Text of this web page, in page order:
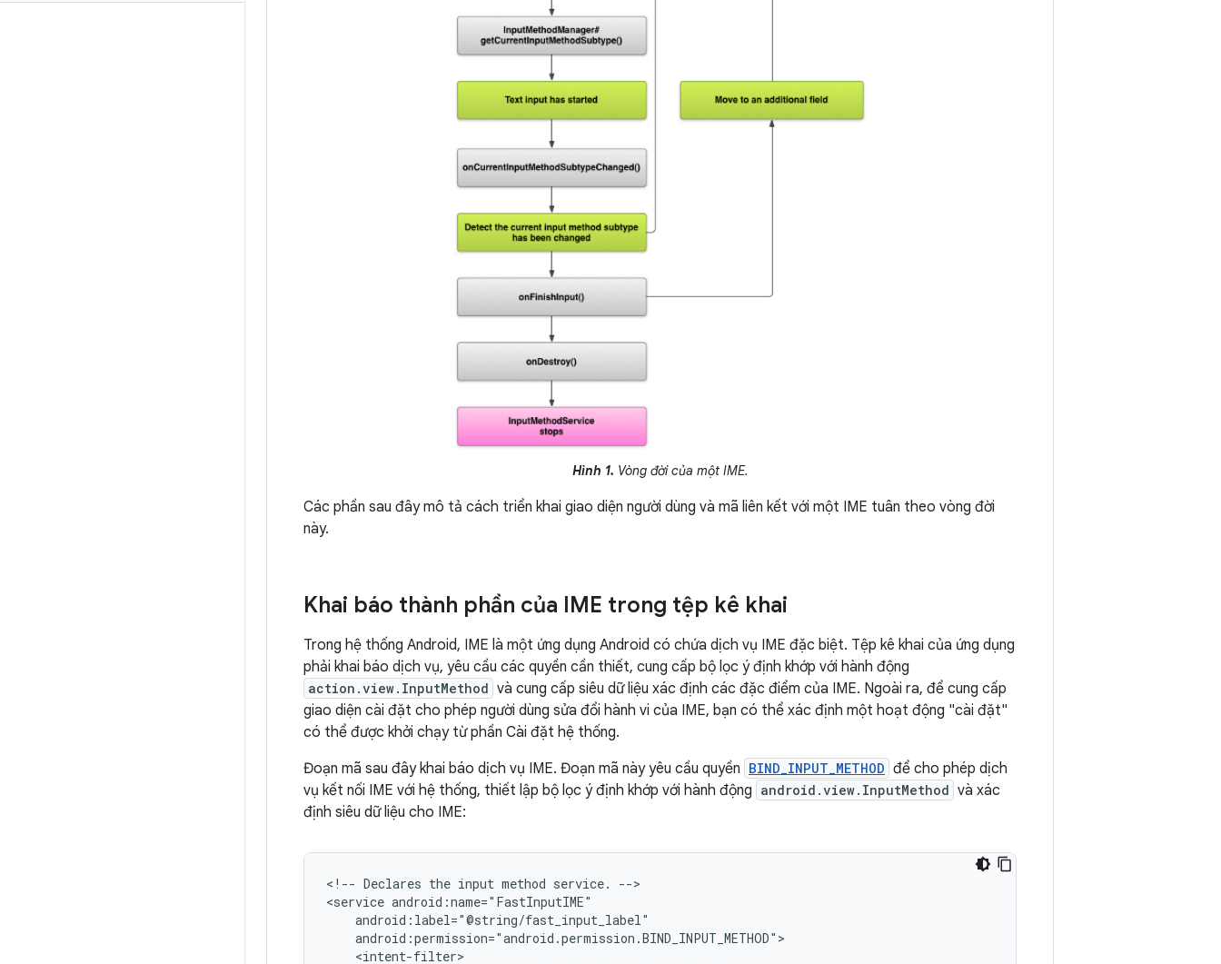
Hình 1. Vòng đời của một IME.
Các phần sau đây mô tả cách triển khai giao diện người dùng và mã liên kết với một IME tuân theo vòng đời
này.
Khai báo thành phần của IME trong tệp kê khai
Trong hệ thống Android, IME là một ứng dụng Android có chứa dịch vụ IME đặc biệt. Tệp kê khai của ứng dụng
phải khai báo dịch vụ, yêu cầu các quyền cần thiết, cung cấp bộ lọc ý định khớp với hành động
action.view.InputMethod và cung cấp siêu dữ liệu xác định các đặc điểm của IME. Ngoài ra, để cung cấp
giao diện cài đặt cho phép người dùng sửa đổi hành vi của IME, bạn có thể xác định một hoạt động "cài đặt"
có thể được khởi chạy từ phần Cài đặt hệ thống.
Đoạn mã sau đây khai báo dịch vụ IME. Đoạn mã này yêu cầu quyền BIND_INPUT_METHOD để cho phép dịch
vụ kết nối IME với hệ thống, thiết lập bộ lọc ý định khớp với hành động android.view.InputMethod và xác
định siêu dữ liệu cho IME:
<!-- Declares the input method service.
-->
<service